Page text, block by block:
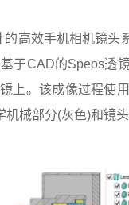
高效手机相机镜头
于CAD的Speos透
上。该成像过程使
械部分(灰色)和镜头